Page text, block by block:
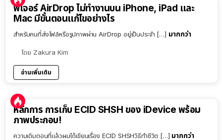
ฟีเจอร์ AirDrop ไม่ทำงานบน iPhone, iPad และ
Mac มีขั้นตอนแก้ไขอย่างไร
สำหรับคนที่ส่งไฟล์หรือรูปภาพผ่าน AirDrop อยู่เป็นประจำ […] มากกว่า
โดย Zakura Kim
อ่านเพิ่มเติม
หลักการ การเก็บ ECID SHSH ของ iDevice พร้อม
ภาพประกอบ!
ความเดิมตอนที่แล้วผมได้เขียนเรื่อง ECID SHSHวิธีทำชีวิต […] มากกว่า